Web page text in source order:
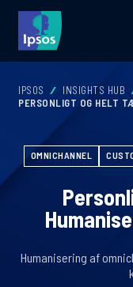
IPSOS
INSIGHTS HUB
PERSONLIGT OG HELT
OMNICHANNEL
Humanisering af